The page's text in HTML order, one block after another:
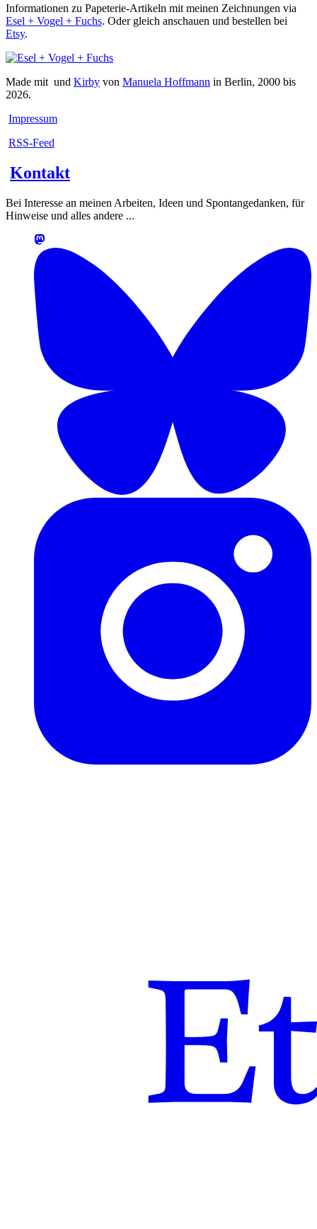
Informationen zu Papeterie-Artikeln mit meinen Zeichnungen via
Esel + Vogel + Fuchs. Oder gleich anschauen und bestellen bei
Etsy.
Made mit und Kirby von Manuela Hoffmann in Berlin, 2000 bis
2026.
Impressum
RSS-Feed
Kontakt
Bei Interesse an meinen Arbeiten, Ideen und Spontangedanken, für
Hinweise und alles andere ...